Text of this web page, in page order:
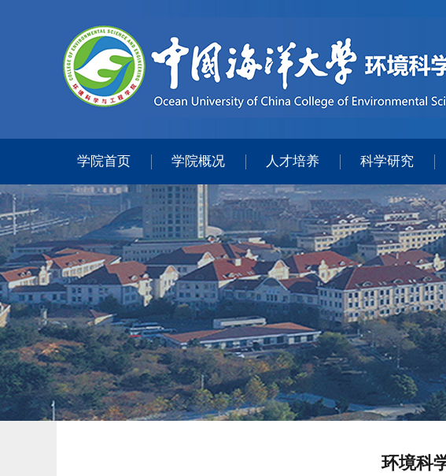
学院首页 学院概况 人才培养 科学研究
环境科